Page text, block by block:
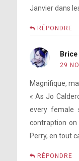
Janvier dans
RÉPONDRE
Brice
29
Magnifique,
« As Jo
every female
contraption
Perry, en tout
RÉPONDRE